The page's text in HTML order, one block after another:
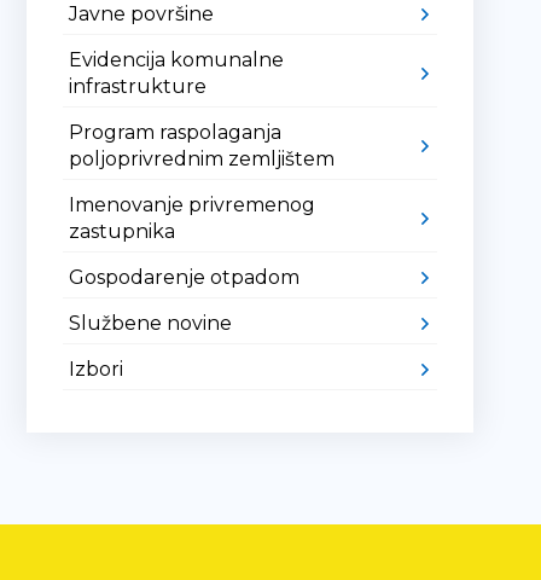
Javne površine
Evidencija komunalne
infrastrukture
Program raspolaganja
poljoprivrednim zemljištem
Imenovanje privremenog
zastupnika
Gospodarenje otpadom
Službene novine
Izbori